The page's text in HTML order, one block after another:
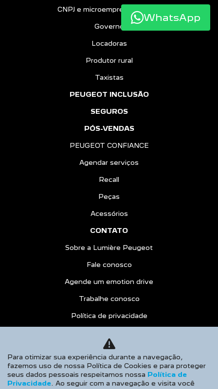
CNPJ e microempreendedores
Governo
Locadoras
Produtor rural
Taxistas
PEUGEOT INCLUSÃO
SEGUROS
PÓS-VENDAS
PEUGEOT CONFIANCE
Agendar serviços
Recall
Peças
Acessórios
CONTATO
Sobre a Lumière Peugeot
Fale conosco
Agende um emotion drive
Trabalhe conosco
Política de privacidade
AGENDE UM TEST DRIVE
Desacelere. Seu bem maior é a vida.
WhatsApp
Para otimizar sua experiência durante a navegação,
fazemos uso de nossa Política de Cookies e para proteger
seus dados pessoais respeitamos nossa Política de
Privacidade. Ao seguir com a navegação e visita você